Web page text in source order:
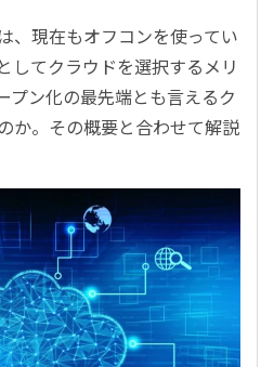
、現在もオフコンを使ってい
してクラウドを選択するメリ
プン化の最先端とも言えるク
か。その概要と合わせて解説